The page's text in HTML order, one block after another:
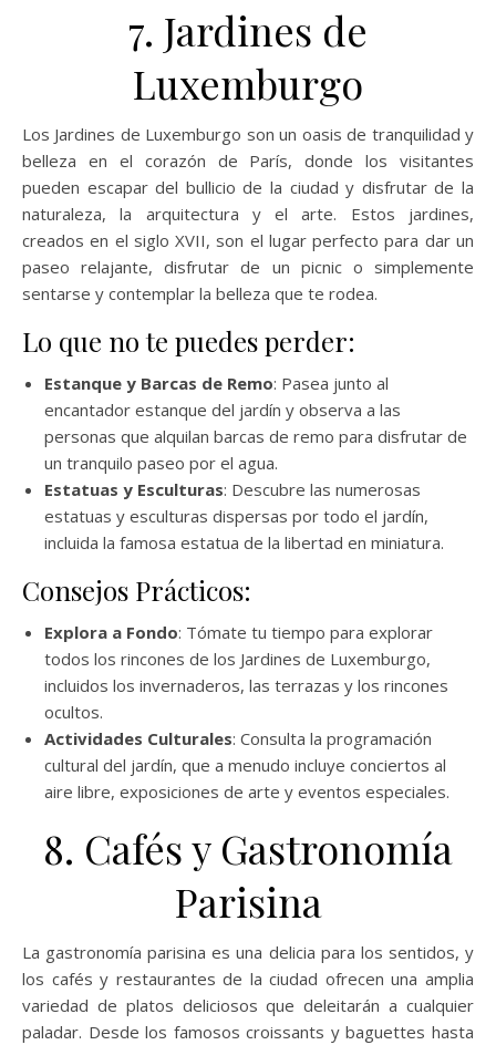
7. Jardines de
Luxemburgo
Los Jardines de Luxemburgo son un oasis de tranquilidad y
belleza en el corazón de París, donde los visitantes
pueden escapar del bullicio de la ciudad y disfrutar de la
naturaleza, la arquitectura y el arte. Estos jardines,
creados en el siglo XVII, son el lugar perfecto para dar un
paseo relajante, disfrutar de un picnic o simplemente
sentarse y contemplar la belleza que te rodea.
Lo que no te puedes perder:
Estanque y Barcas de Remo: Pasea junto al
encantador estanque del jardín y observa a las
personas que alquilan barcas de remo para disfrutar de
un tranquilo paseo por el agua.
Estatuas y Esculturas: Descubre las numerosas
estatuas y esculturas dispersas por todo el jardín,
incluida la famosa estatua de la libertad en miniatura.
Consejos Prácticos:
Explora a Fondo: Tómate tu tiempo para explorar
todos los rincones de los Jardines de Luxemburgo,
incluidos los invernaderos, las terrazas y los rincones
ocultos.
Actividades Culturales: Consulta la programación
cultural del jardín, que a menudo incluye conciertos al
aire libre, exposiciones de arte y eventos especiales.
8. Cafés y Gastronomía
Parisina
La gastronomía parisina es una delicia para los sentidos, y
los cafés y restaurantes de la ciudad ofrecen una amplia
variedad de platos deliciosos que deleitarán a cualquier
paladar. Desde los famosos croissants y baguettes hasta